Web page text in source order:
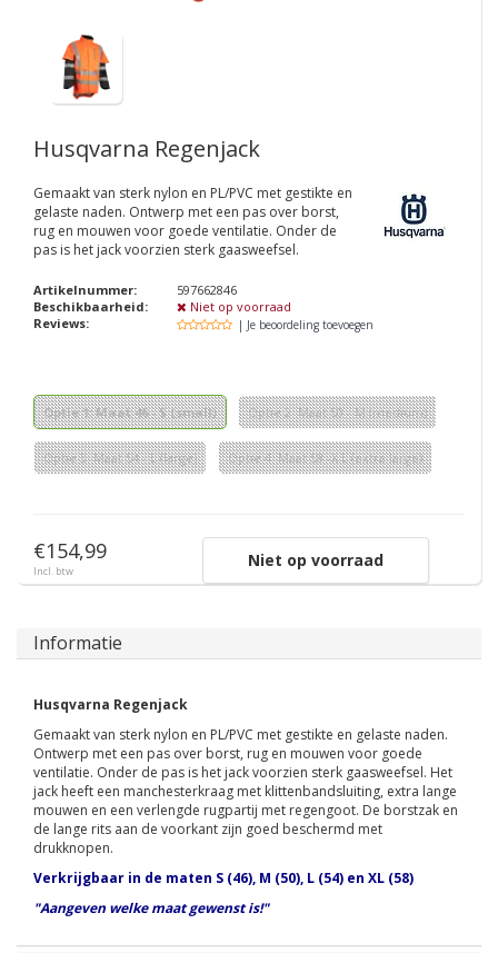
Husqvarna Regenjack
Gemaakt van sterk nylon en PL/PVC met gestikte en
gelaste naden. Ontwerp met een pas over borst,
rug en mouwen voor goede ventilatie. Onder de
pas is het jack voorzien sterk gaasweefsel.
Artikelnummer:
597662846
Beschikbaarheid:
Niet op voorraad
Reviews:
| Je beoordeling toevoegen
Optie 1: Maat 46 - S (small) Optie 2: Maat 50 - M (medium)
Optie 3: Maat 54 - L (large) Optie 4: Maat 58 -X L (extra large)
€154,99
Incl. btw
Niet op voorraad
Informatie
Husqvarna Regenjack
Gemaakt van sterk nylon en PL/PVC met gestikte en gelaste naden.
Ontwerp met een pas over borst, rug en mouwen voor goede
ventilatie. Onder de pas is het jack voorzien sterk gaasweefsel. Het
jack heeft een manchesterkraag met klittenbandsluiting, extra lange
mouwen en een verlengde rugpartij met regengoot. De borstzak en
de lange rits aan de voorkant zijn goed beschermd met
drukknopen.
Verkrijgbaar in de maten S (46), M (50), L (54) en XL (58)
"Aangeven welke maat gewenst is!"